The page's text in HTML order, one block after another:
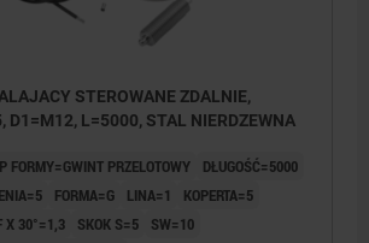
STEROWANE ZDALNIE,
D1=M12, L=5000, STAL NIERDZEWNA
FORMY=GWINT PRZELOTOWY
DŁUGOŚĆ=5000
FORMA=G LINA=1
KOPERTA=5
X 30°=1,3 SKOK S=5
SW=10